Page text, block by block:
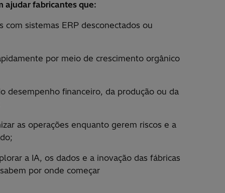
ajudar fabricantes que:
com sistemas ERP desconectados ou
por meio de crescimento orgânico
desempenho financeiro, da produção ou da
as operações enquanto gerem riscos e a
a IA, os dados e a inovação das fábricas
por onde começar